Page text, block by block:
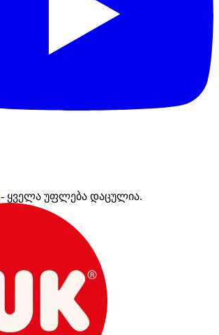
- ყველა უფლება დაცულია.